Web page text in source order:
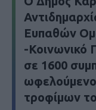
Ευπαθών
-Κοινωνικό
σε 1600
τροφίμων